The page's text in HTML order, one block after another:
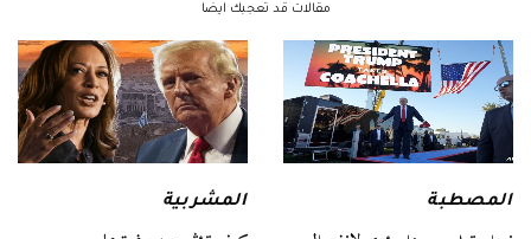
مقالات قد تعجبك ايضا
المصطبة المشربية